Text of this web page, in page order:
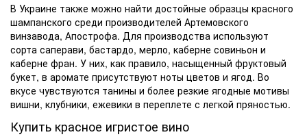
В Украине также можно найти достойные образцы красного
шампанского среди производителей Артемовского
винзавода, Апострофа. Для производства используют
сорта саперави, бастардо, мерло, каберне совиньон и
каберне фран. У них, как правило, насыщенный фруктовый
букет, в аромате присутствуют ноты цветов и ягод. Во
вкусе чувствуются танины и более резкие ягодные мотивы
вишни, клубники, ежевики в переплете с легкой пряностью.
Купить красное игристое вино